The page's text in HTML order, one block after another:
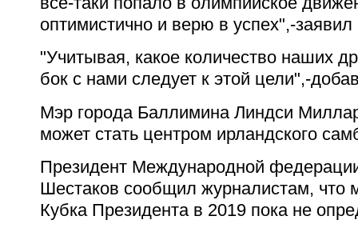
оптимистично и верю в успех",-заявил
"Учитывая, какое количество наших
бок с нами следует к этой цели",-
Мэр города Баллимина Линдси
может стать центром ирландского
Президент Международной
Шестаков сообщил журналистам, что
Кубка Президента в 2019 пока не